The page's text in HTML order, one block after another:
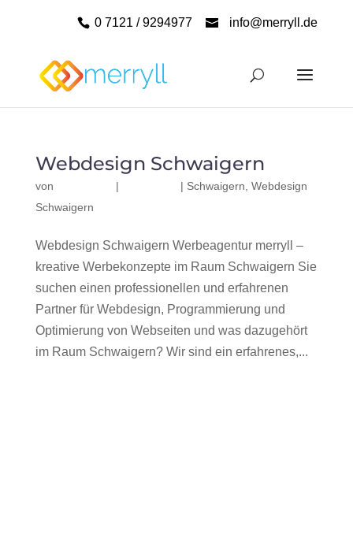
0 7121 / 9294977 info@merryll.de
Webdesign Schwaigern
von | | Schwaigern Webdesign
Schwaigern
Webdesign Schwaigern Werbeagentur merryll –
kreative Werbekonzepte im Raum Schwaigern Sie
suchen einen professionellen und erfahrenen
Partner für Webdesign, Programmierung und
Optimierung von Webseiten und was dazugehört
im Raum Schwaigern? Wir sind ein erfahrenes,...